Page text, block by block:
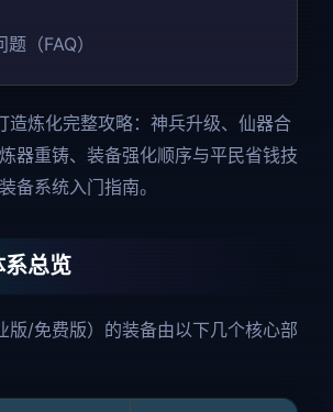
（FAQ）
造炼化完整攻略：神兵升级、仙器合
器重铸、装备强化顺序与平民省钱技
备系统入门指南。
总览
版/免费版）的装备由以下几个核心部